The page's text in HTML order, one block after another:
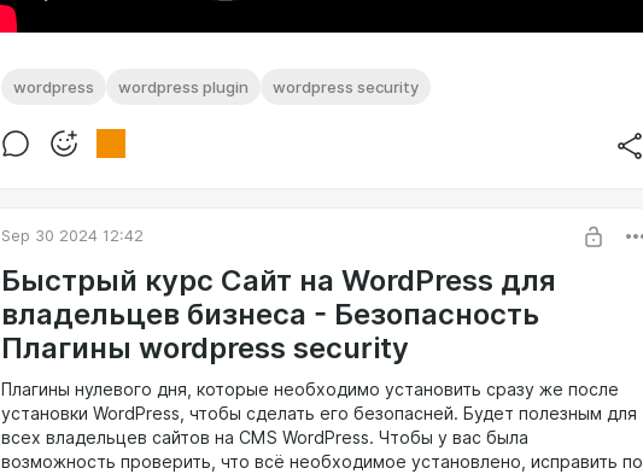
wordpress wordpress plugin wordpress security
Sep 30 2024 12:42
Быстрый курс Сайт на WordPress для
владельцев бизнеса - Безопасность
Плагины wordpress security
Плагины нулевого дня, которые необходимо установить сразу же после
установки WordPress, чтобы сделать его безопасней. Будет полезным для
всех владельцев сайтов на CMS WordPress. Чтобы у вас была
возможность проверить, что всё необходимое установлено, исправить по